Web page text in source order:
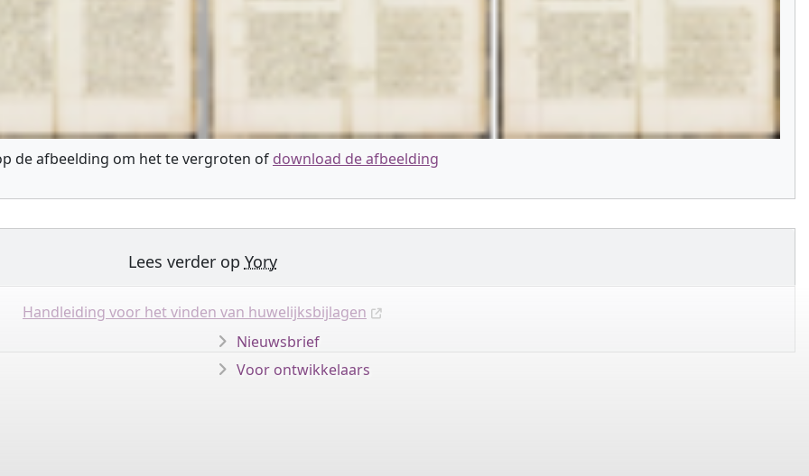
de afbeelding om het te vergroten of download de afbeelding
Lees verder op Yory
Handleiding voor het vinden van huwelijksbijlagen
Nieuwsbrief
Voor ontwikkelaars